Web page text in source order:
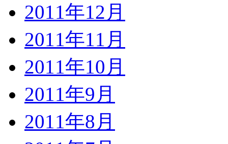
2011年12月
2011年11月
2011年10月
2011年9月
2011年8月